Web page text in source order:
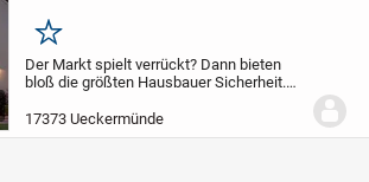
Merken
Der Markt spielt verrückt? Dann bieten
bloß die größten Hausbauer Sicherheit.
Häusern im Jahr 2024 bieten wir
unschlagbare Konditionen:+ Haus mit
17373 Ueckermünde